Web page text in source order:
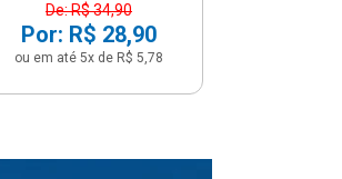
De: R$ 34,90
Por: R$ 28,90
ou em até 5x de R$ 5,78